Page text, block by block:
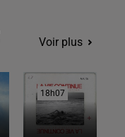
Voir plus
18h07
18h07